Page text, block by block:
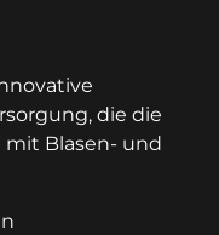
die die
Blasen- und